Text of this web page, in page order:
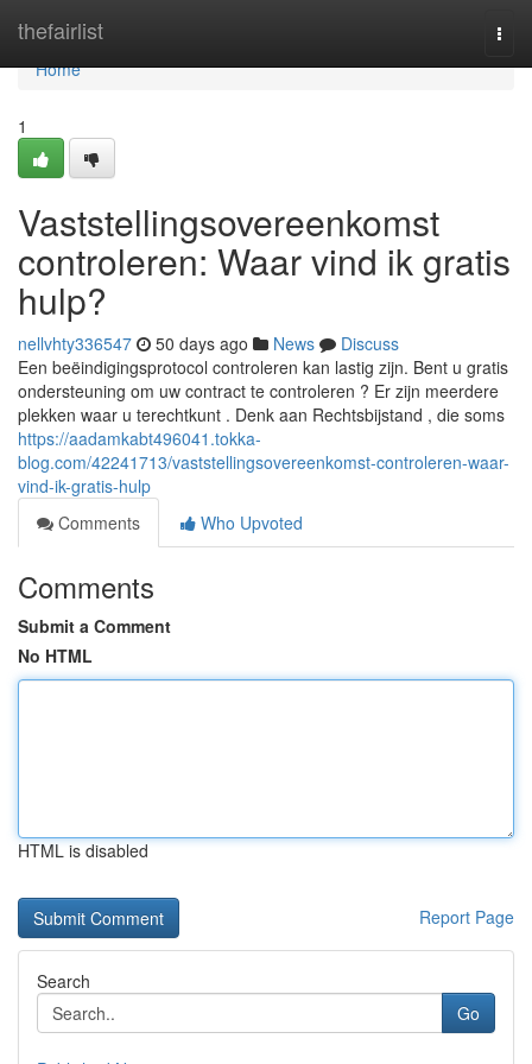
thefairlist
Home
Home
1
Vaststellingsovereenkomst
controleren: Waar vind ik gratis
hulp?
nellvhty336547 50 days ago News
Discuss
Een beëindigingsprotocol controleren kan lastig zijn. Bent u gratis
ondersteuning om uw contract te controleren ? Er zijn meerdere
plekken waar u terechtkunt . Denk aan Rechtsbijstand , die soms
https://aadamkabt496041.tokka-
blog.com/42241713/vaststellingsovereenkomst-controleren-waar-
vind-ik-gratis-hulp
Comments
Who Upvoted
Comments
Submit a Comment
No HTML
HTML is disabled
Report Page
Search
Go